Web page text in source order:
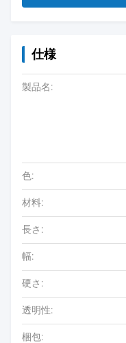
仕様
製品名:
色:
材料:
長さ:
幅:
硬さ:
透明性:
梱包: